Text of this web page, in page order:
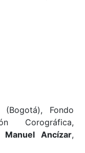
Fondo
Corográfica,
Manuel Ancízar,